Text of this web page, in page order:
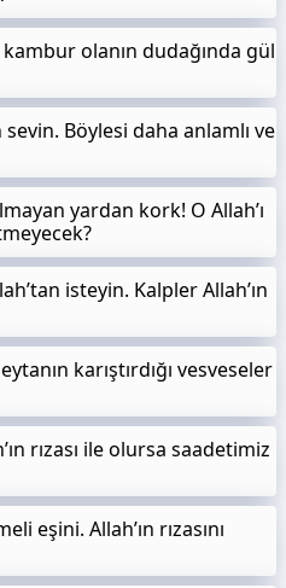
olanın dudağında gül
sevin. Böylesi daha anlamlı ve
yardan kork! O Allah’ı
isteyin. Kalpler Allah’ın
karıştırdığı vesveseler
rızası ile olursa saadetimiz
eşini. Allah’ın rızasını